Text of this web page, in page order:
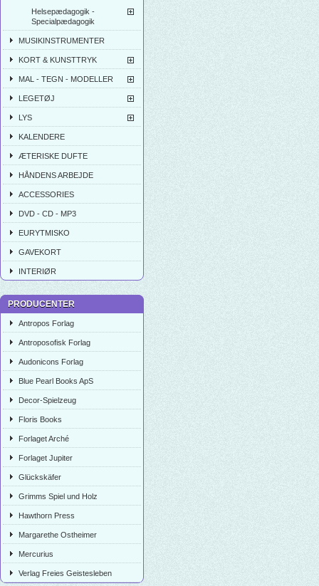
Helsepædagogik -
Specialpædagogik
MUSIKINSTRUMENTER
KORT & KUNSTTRYK
MAL - TEGN - MODELLER
LEGETØJ
LYS
KALENDERE
ÆTERISKE DUFTE
HÅNDENS ARBEJDE
ACCESSORIES
DVD - CD - MP3
EURYTMISKO
GAVEKORT
INTERIØR
PRODUCENTER
Antropos Forlag
Antroposofisk Forlag
Audonicons Forlag
Blue Pearl Books ApS
Decor-Spielzeug
Floris Books
Forlaget Arché
Forlaget Jupiter
Glückskäfer
Grimms Spiel und Holz
Hawthorn Press
Margarethe Ostheimer
Mercurius
Verlag Freies Geistesleben